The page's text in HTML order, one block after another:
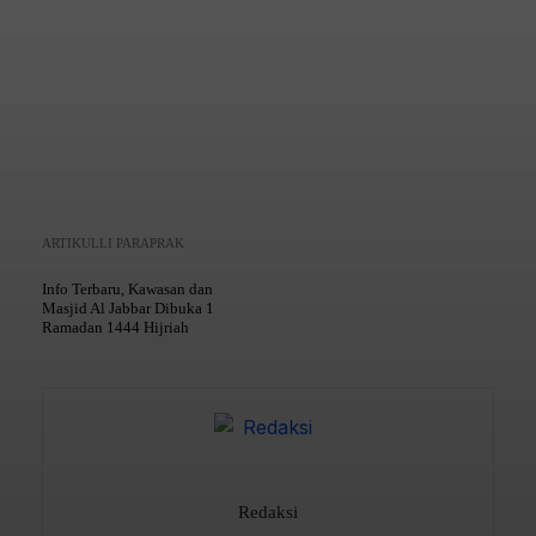
ARTIKULLI PARAPRAK
Info Terbaru, Kawasan dan
Masjid Al Jabbar Dibuka 1
Ramadan 1444 Hijriah
Redaksi